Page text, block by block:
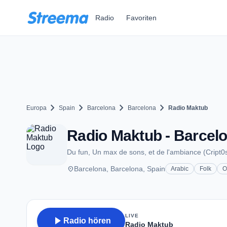
Radio Favoriten
Europa chevron_right Spain chevron_right Barcelona chevron_right Barcelona chevron_right Radio Maktub
Radio Maktub -
Du fun, Un max de sons, et de l'ambiance
placeBarcelona, Barcelona, Spain Arabic Folk
play_arrow Radio hören
LIVE
Radio Maktub